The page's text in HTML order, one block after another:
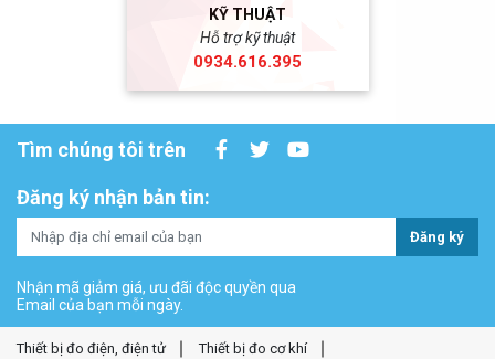
KỸ THUẬT
Hỗ trợ kỹ thuật
0934.616.395
Tìm chúng tôi trên
Đăng ký nhận bản tin:
Đăng ký
Nhận mã giảm giá, ưu đãi độc quyền qua
Email của bạn mỗi ngày.
Thiết bị đo điện, điện tử
Thiết bị đo cơ khí